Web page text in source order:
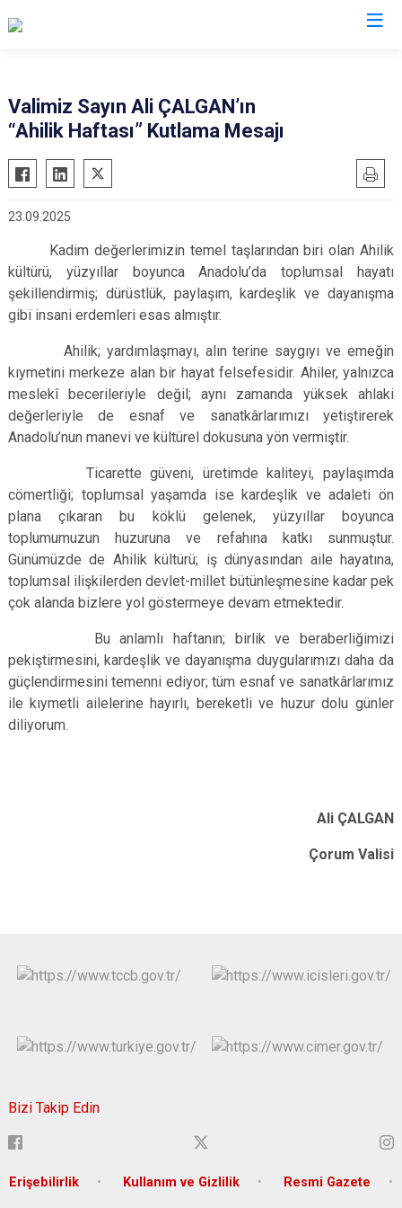
Valimiz Sayın Ali ÇALGAN’ın
“Ahilik Haftası” Kutlama Mesajı
23.09.2025
Kadim değerlerimizin temel taşlarından biri olan Ahilik
kültürü, yüzyıllar boyunca Anadolu’da toplumsal hayatı
şekillendirmiş; dürüstlük, paylaşım, kardeşlik ve dayanışma
gibi insani erdemleri esas almıştır.
Ahilik; yardımlaşmayı, alın terine saygıyı ve emeğin
kıymetini merkeze alan bir hayat felsefesidir. Ahiler, yalnızca
meslekî becerileriyle değil; aynı zamanda yüksek ahlaki
değerleriyle de esnaf ve sanatkârlarımızı yetiştirerek
Anadolu’nun manevi ve kültürel dokusuna yön vermiştir.
Ticarette güveni, üretimde kaliteyi, paylaşımda
cömertliği; toplumsal yaşamda ise kardeşlik ve adaleti ön
plana çıkaran bu köklü gelenek, yüzyıllar boyunca
toplumumuzun huzuruna ve refahına katkı sunmuştur.
Günümüzde de Ahilik kültürü; iş dünyasından aile hayatına,
toplumsal ilişkilerden devlet-millet bütünleşmesine kadar pek
çok alanda bizlere yol göstermeye devam etmektedir.
Bu anlamlı haftanın; birlik ve beraberliğimizi
pekiştirmesini, kardeşlik ve dayanışma duygularımızı daha da
güçlendirmesini temenni ediyor; tüm esnaf ve sanatkârlarımız
ile kıymetli ailelerine hayırlı, bereketli ve huzur dolu günler
diliyorum.
Ali ÇALGAN
Çorum Valisi
Bizi Takip Edin
Erişebilirlik Kullanım ve Gizlilik Resmi Gazete